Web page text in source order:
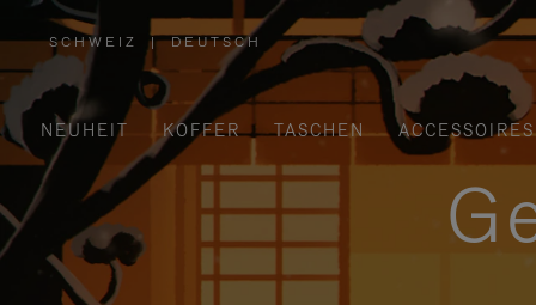
SCHWEIZ
,
WÄHLEN
IHRE
REGION
AUS
| DEUTSCH
NEUHEIT KOFFER TASCHEN ACCESSOIRES